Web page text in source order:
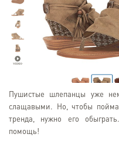
Пушистые шлепанцы уже
слащавыми. Но, чтобы
тренда, нужно его
помощь!